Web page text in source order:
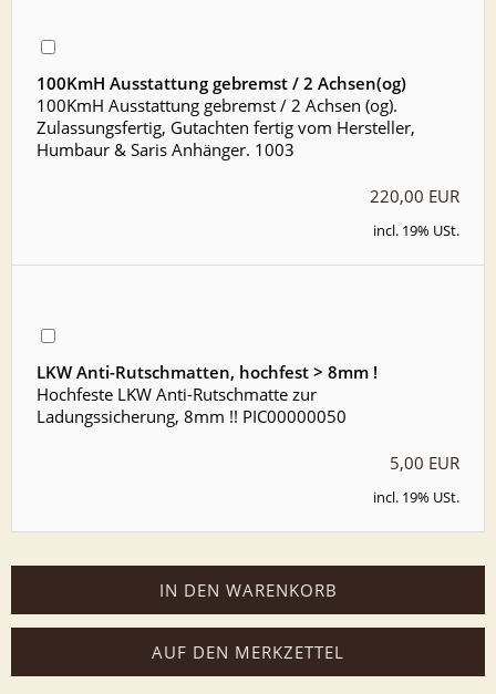
100KmH Ausstattung gebremst / 2 Achsen(og)
100KmH Ausstattung gebremst / 2 Achsen (og).
Zulassungsfertig, Gutachten fertig vom Hersteller,
Humbaur & Saris Anhänger. 1003
220,00 EUR
incl. 19% USt.
LKW Anti-Rutschmatten, hochfest > 8mm !
Hochfeste LKW Anti-Rutschmatte zur
Ladungssicherung, 8mm !! PIC00000050
5,00 EUR
incl. 19% USt.
IN DEN WARENKORB
AUF DEN MERKZETTEL